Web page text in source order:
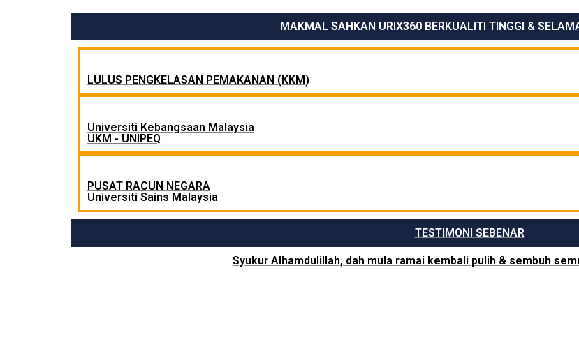
MAKMAL SAHKAN URIX360 BERKUALITI TINGGI &
LULUS PENGKELASAN PEMAKANAN (KKM)
Universiti Kebangsaan Malaysia
UKM - UNIPEQ
PUSAT RACUN NEGARA
Universiti Sains Malaysia
TESTIMONI SEBENAR
Syukur Alhamdulillah, dah mula ramai kembali pulih & sembuh